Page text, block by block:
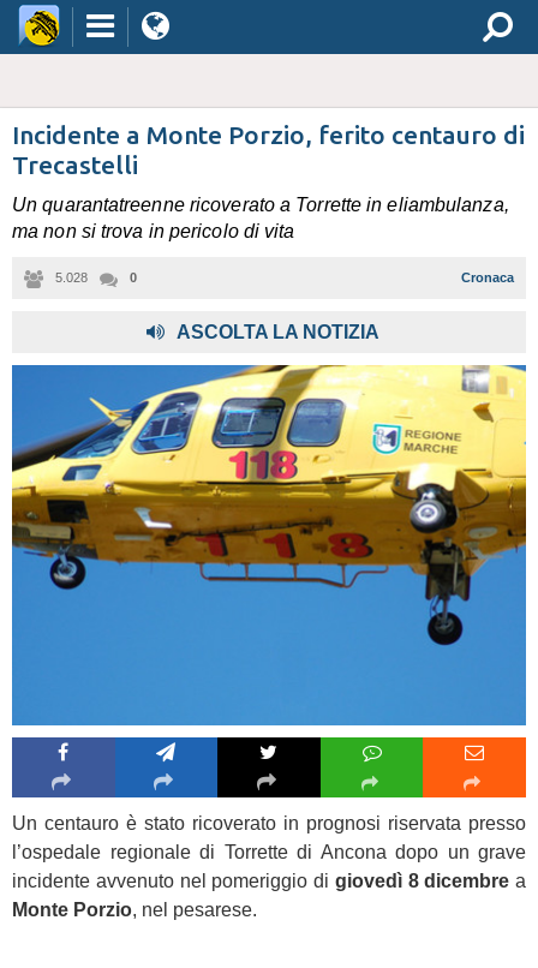
Incidente a Monte Porzio, ferito centauro di
Trecastelli
Un quarantatreenne ricoverato a Torrette in eliambulanza,
ma non si trova in pericolo di vita
5.028 0 Cronaca
ASCOLTA LA NOTIZIA
Un centauro è stato ricoverato in prognosi riservata presso
l’ospedale regionale di Torrette di Ancona dopo un grave
incidente avvenuto nel pomeriggio di giovedì 8 dicembre a
Monte Porzio, nel pesarese.